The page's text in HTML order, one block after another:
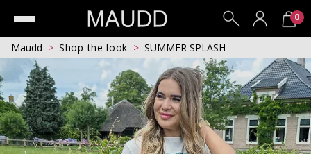
0
Maudd Shop the look SUMMER SPLASH